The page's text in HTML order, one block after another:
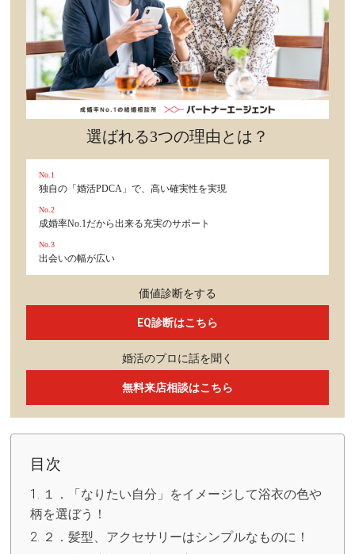
選ばれる3つの理由とは？
No.1
独自の「婚活PDCA」で、高い確実性を実現
No.2
成婚率No.1だから出来る充実のサポート
No.3
出会いの幅が広い
価値診断をする
EQ診断はこちら
婚活のプロに話を聞く
無料来店相談はこちら
目次
１．「なりたい自分」をイメージして浴衣の色や
柄を選ぼう！
２．髪型、アクセサリーはシンプルなものに！